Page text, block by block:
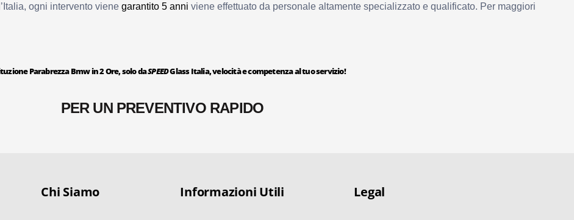
ogni intervento viene garantito 5 anni viene effettuato da personale altamente specializzato e qualificato. Per maggiori
Parabrezza Bmw in 2 Ore, solo daSPEEDGlass Italia, velocità e competenza al tuo servizio!
PER UN PREVENTIVO RAPIDO
Chi Siamo Informazioni Utili Legal